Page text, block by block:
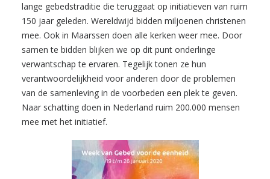
lange gebedstraditie die teruggaat op initiatieven van ruim
150 jaar geleden. Wereldwijd bidden miljoenen christenen
mee. Ook in Maarssen doen alle kerken weer mee. Door
samen te bidden blijken we op dit punt onderlinge
verwantschap te ervaren. Tegelijk tonen ze hun
verantwoordelijkheid voor anderen door de problemen
van de samenleving in de voorbeden een plek te geven.
Naar schatting doen in Nederland ruim 200.000 mensen
mee met het initiatief.